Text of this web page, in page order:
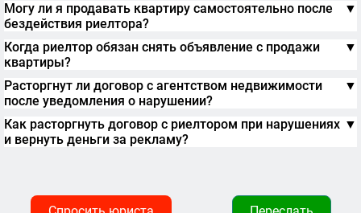
Могу ли я продавать квартиру самостоятельно после
бездействия риелтора?
▼
Когда риелтор обязан снять объявление с продажи
квартиры?
▼
Расторгнут ли договор с агентством недвижимости
после уведомления о нарушении?
▼
Как расторгнуть договор с риелтором при нарушениях
и вернуть деньги за рекламу?
▼